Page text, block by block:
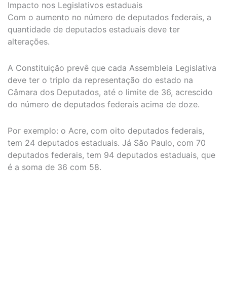
Impacto nos Legislativos estaduais
Com o aumento no número de deputados federais, a
quantidade de deputados estaduais deve ter
alterações.
A Constituição prevê que cada Assembleia Legislativa
deve ter o triplo da representação do estado na
Câmara dos Deputados, até o limite de 36, acrescido
do número de deputados federais acima de doze.
Por exemplo: o Acre, com oito deputados federais,
tem 24 deputados estaduais. Já São Paulo, com 70
deputados federais, tem 94 deputados estaduais, que
é a soma de 36 com 58.